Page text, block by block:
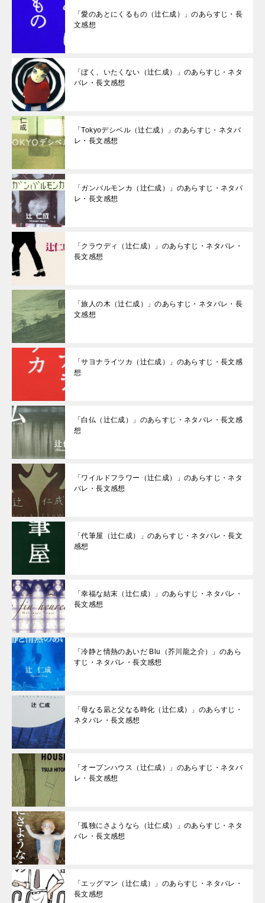
「愛のあとにくるもの（辻仁成）」のあらすじ・長
文感想
「ぼく、いたくない（辻仁成）」のあらすじ・ネタ
バレ・長文感想
「Tokyoデシベル（辻仁成）」のあらすじ・ネタバ
レ・長文感想
「ガンバルモンカ（辻仁成）」のあらすじ・ネタバ
レ・長文感想
「クラウディ（辻仁成）」のあらすじ・ネタバレ・
長文感想
「旅人の木（辻仁成）」のあらすじ・ネタバレ・長
文感想
「サヨナライツカ（辻仁成）」のあらすじ・長文感
想
「白仏（辻仁成）」のあらすじ・ネタバレ・長文感
想
「ワイルドフラワー（辻仁成）」のあらすじ・ネタ
バレ・長文感想
「代筆屋（辻仁成）」のあらすじ・ネタバレ・長文
感想
「幸福な結末（辻仁成）」のあらすじ・ネタバレ・
長文感想
「冷静と情熱のあいだ Blu（芥川龍之介）」のあら
すじ・ネタバレ・長文感想
「母なる凪と父なる時化（辻仁成）」のあらすじ・
ネタバレ・長文感想
「オープンハウス（辻仁成）」のあらすじ・ネタバ
レ・長文感想
「孤独にさようなら（辻仁成）」のあらすじ・ネタ
バレ・長文感想
「エッグマン（辻仁成）」のあらすじ・ネタバレ・
長文感想